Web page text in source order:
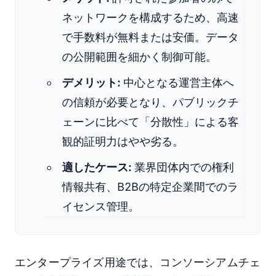
ネットワークを構成するため、高速
で手数料が無料または安価。データ
の公開範囲を細かく制御可能。
デメリット: 中心となる運営主体へ
の信頼が必要となり、パブリックチ
ェーンに比べて「分散性」による客
観的証明力はやや劣る。
適したケース: 業界団体内での権利
情報共有、B2Bの特定企業間でのラ
イセンス管理。
エンタープライズ用途では、コンソーシアムチェ